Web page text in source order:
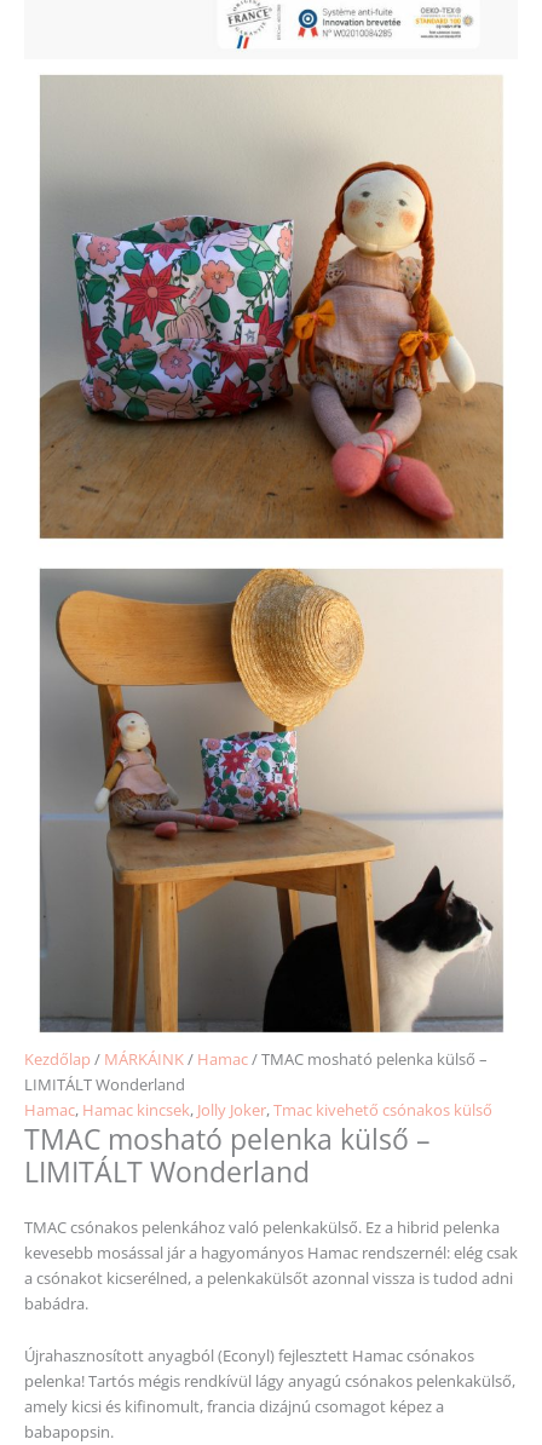
Kezdőlap / MÁRKÁINK/ Hamac/ TMAC mosható pelenka külső –
LIMITÁLT Wonderland
Hamac, Hamac kincsek, Jolly Joker,Tmac kivehető csónakos külső
TMAC mosható pelenka külső –
LIMITÁLT Wonderland
TMAC csónakos pelenkához való pelenkakülső. Ez a hibrid pelenka
kevesebb mosással jár a hagyományos Hamac rendszernél: elég csak
a csónakot kicserélned, a pelenkakülsőt azonnal vissza is tudod adni
babádra.
Újrahasznosított anyagból (Econyl) fejlesztett Hamac csónakos
pelenka! Tartós mégis rendkívül lágy anyagú csónakos pelenkakülső,
amely kicsi és kifinomult, francia dizájnú csomagot képez a
babapopsin.